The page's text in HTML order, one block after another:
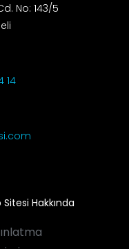
No: 143/5
14
Hakkında